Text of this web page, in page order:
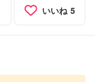
いいね 5